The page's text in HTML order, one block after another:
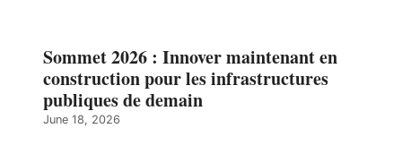
Sommet 2026 : Innover maintenant en
construction pour les infrastructures
publiques de demain
June 18, 2026